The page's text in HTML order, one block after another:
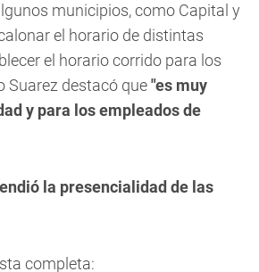
municipios, como Capital y
el horario de distintas
el horario corrido para los
Suarez destacó que"es muy
y para los empleados de
la presencialidad de las
completa: